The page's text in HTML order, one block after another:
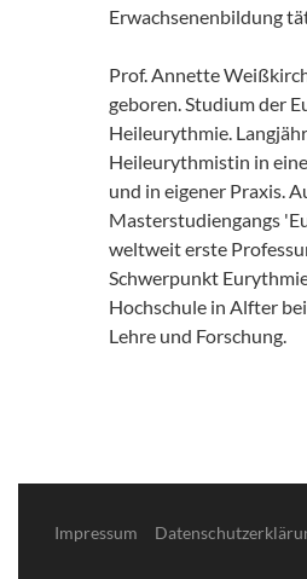
Erwachsenenbildung
Prof. Annette
geboren. Studium der
Heileurythmie.
Heileurythmistin in
und in eigener Praxis.
Masterstudiengangs
weltweit erste
Schwerpunkt
Hochschule in Alfter
Lehre und Forschung.
Impressum